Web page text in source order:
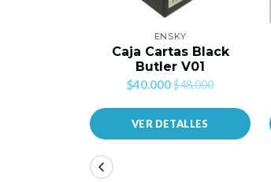
ENSKY
Caja Cartas Black
Butler V01
$40.000$48.000
VER DETALLES